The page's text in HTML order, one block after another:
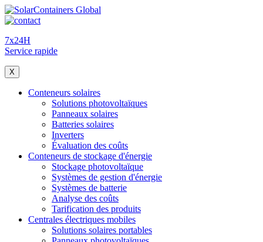
7x24H
Service rapide
X
Conteneurs solaires
Solutions photovoltaïques
Panneaux solaires
Batteries solaires
Inverters
Évaluation des coûts
Conteneurs de stockage d'énergie
Stockage photovoltaïque
Systèmes de gestion d'énergie
Systèmes de batterie
Analyse des coûts
Tarification des produits
Centrales électriques mobiles
Solutions solaires portables